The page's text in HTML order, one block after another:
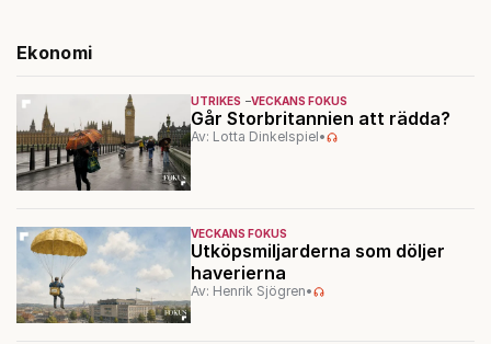
Ekonomi
UTRIKES VECKANS FOKUS
Går Storbritannien att rädda?
Av: Lotta Dinkelspiel•
VECKANS FOKUS
Utköpsmiljarderna som döljer
haverierna
Av: Henrik Sjögren•